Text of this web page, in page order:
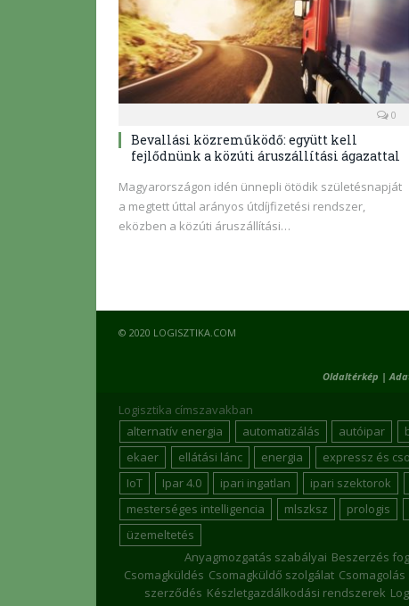
0
Bevallási közreműködő: együtt kell
fejlődnünk a közúti áruszállítási ágazattal
Magyarországon idén ünnepli ötödik születésnapját
a megtett úttal arányos útdíjfizetési rendszer,
eközben a közúti áruszállítási…
© 2020 LOGISZTIKA.COM
Oldaltérkép |
Logisztika címszavakban
alternatív energia
automatizálás autóipar
ekaer
ellátási lánc energia expressz és
IoT
Ipar 4.0 ipari ingatlan ipari szektorok
mesterséges intelligencia
mlszksz prologis
üzemeltetés
Anyagmozgatás szabályai Beszerzés
Csomagküldés Csomagküldő szolgálat Csomagolás
szerződés Készletgazdálkodási rendszerek